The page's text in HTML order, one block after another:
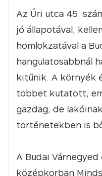
Az Úri utca 45.
jó állapotával,
homlokzatával a
hangulatosabbnál
kitűnik. A környék
többet kutatott,
gazdag, de
történetekben is
A Budai
középkorban